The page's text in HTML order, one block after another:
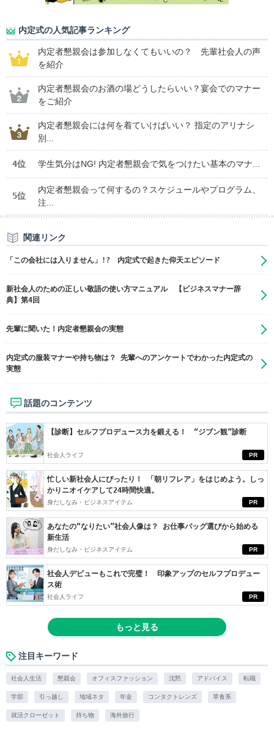
内定式の人気記事ランキング
内定者懇親会は参加しなくてもいいの？ 先輩社会人の声
を紹介
内定者懇親会のお酒の場どうしたらいい？宴会でのマナー
をご紹介
内定者懇親会には何を着ていけばいい？ 指定のアリナシ
別...
4位 学生気分はNG! 内定者懇親会で気をつけたい基本のマナ...
5位
内定者懇親会って何するの？スケジュールやプログラム、
注...
関連リンク
「この会社には入りません」!? 内定式で起きた仰天エピソード
新社会人のための正しい敬語の使い方マニュアル 【ビジネスマナー辞
典】第4回
先輩に聞いた！内定者懇親会の実態
内定式の服装マナーや持ち物は？ 先輩へのアンケートでわかった内定式の
実態
話題のコンテンツ
PR
【診断】セルフプロデュース力を鍛える！ “ジブン観”診断
社会人ライフ
PR
忙しい新社会人にぴったり！ 「朝リフレア」をはじめよう。しっ
かりニオイケアして24時間快適。
身だしなみ・ビジネスアイテム
PR
あなたの“なりたい”社会人像は？ お仕事バッグ選びから始める
新生活
身だしなみ・ビジネスアイテム
PR
社会人デビューもこれで完璧！ 印象アップのセルフプロデュー
ス術
社会人ライフ
もっと見る
注目キーワード
社会人生活 懇親会 オフィスファッション 沈黙 アドバイス 転職
学部 引っ越し 地域ネタ 年金 コンタクトレンズ 草食系
就活クローゼット 持ち物 海外旅行